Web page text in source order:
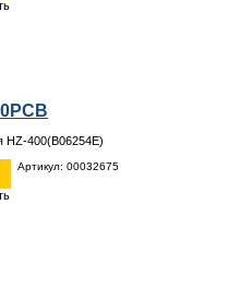
HZ-400(B06254E)
Артикул: 00032675